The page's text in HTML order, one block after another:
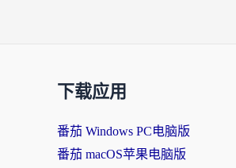
下载应用
番茄 Windows PC电脑版
番茄 macOS苹果电脑版